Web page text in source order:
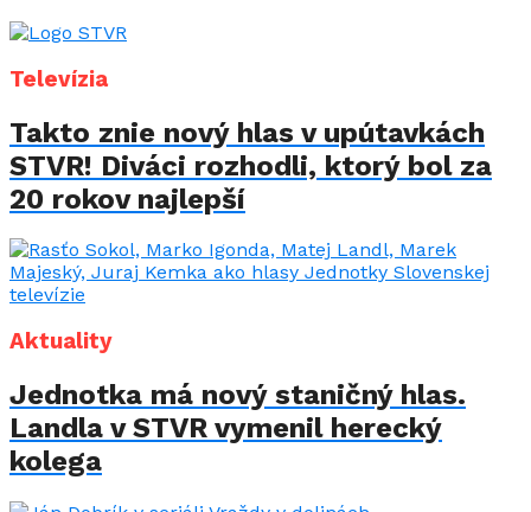
Televízia
Takto znie nový hlas v upútavkách
STVR! Diváci rozhodli, ktorý bol za
20 rokov najlepší
Aktuality
Jednotka má nový staničný hlas.
Landla v STVR vymenil herecký
kolega